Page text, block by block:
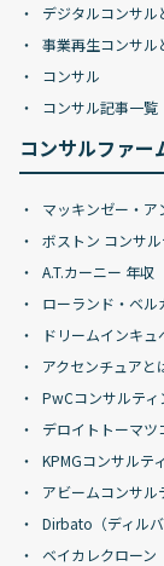
デジタルコンサル
事業再生コンサル
コンサル
コンサル記事一覧
コンサルファー
マッキンゼー・
ボストン コンサ
A.T.カーニー 年収
ローランド・ベル
ドリームインキュ
アクセンチュアと
PwCコンサルティ
デロイトトーマツ
KPMGコンサルテ
アビームコンサル
Dirbato（ディルバ
ベイカレクローン